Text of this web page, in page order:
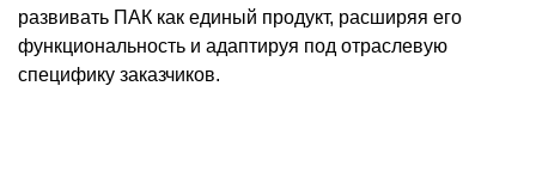
развивать ПАК как единый продукт, расширяя его
функциональность и адаптируя под отраслевую
специфику заказчиков.